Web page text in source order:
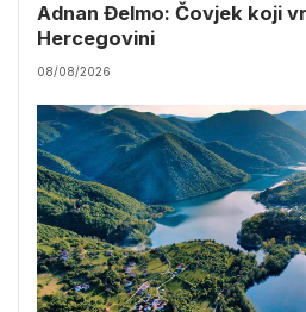
Adnan Đelmo: Čovjek koji
Hercegovini
08/08/2026